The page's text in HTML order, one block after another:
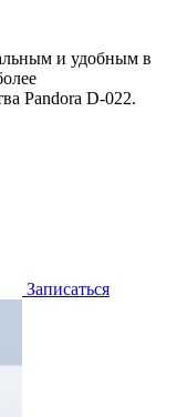
и удобным в
Pandora D-022.
Записаться